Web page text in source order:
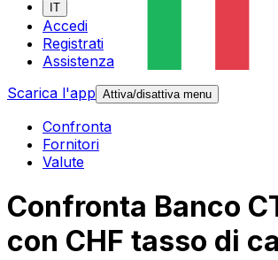
IT
Accedi
Registrati
Assistenza
Scarica l'app Attiva/disattiva menu
Confronta
Fornitori
Valute
Confronta Banco
con CHF tasso di